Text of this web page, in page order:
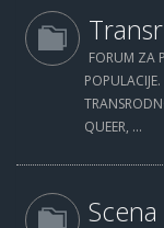
FORUM ZA
POPULACIJE.
QUEER, ...
Scena